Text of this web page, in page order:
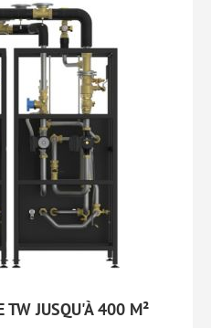
TW JUSQU'À 400 M²